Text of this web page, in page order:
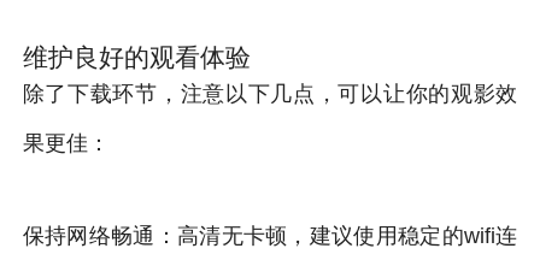
维护良好的观看体验
除了下载环节，注意以下几点，可以让你的观影效
果更佳：
保持网络畅通：高清无卡顿，建议使用稳定的wifi连